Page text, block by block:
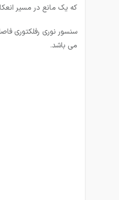
که یک مانع در مسیر
می باشد.